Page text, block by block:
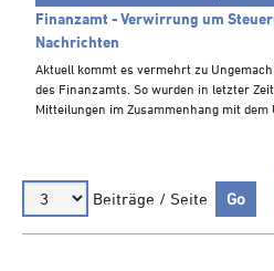
Steuern
Finanzamt - Verwirrung um
Nachrichten
Aktuell kommt es vermehrt zu
des Finanzamts. So wurden in letzter
Mitteilungen im Zusammenhang mit dem
Beiträge / Seite